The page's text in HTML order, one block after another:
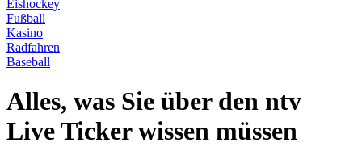
Eishockey
Fußball
Kasino
Radfahren
Baseball
Alles, was Sie über den ntv
Live Ticker wissen müssen